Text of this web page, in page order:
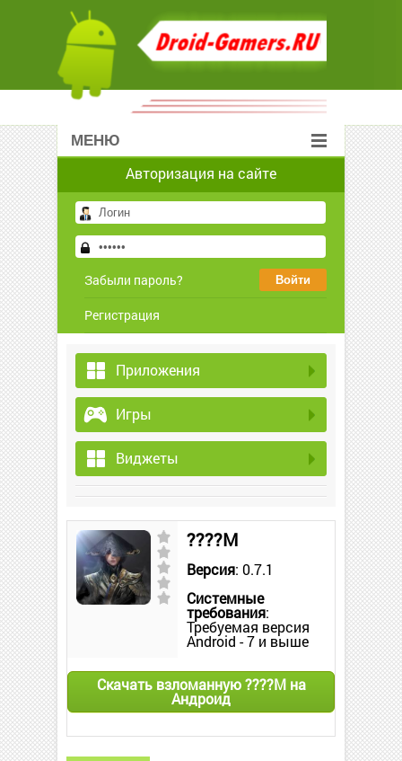
МЕНЮ
Авторизация на сайте
Забыли пароль?
Регистрация
Приложения
Игры
Виджеты
????M
Версия: 0.7.1
Системные
требования:
Требуемая версия
Android - 7 и выше
Скачать взломанную ????M на
Андроид